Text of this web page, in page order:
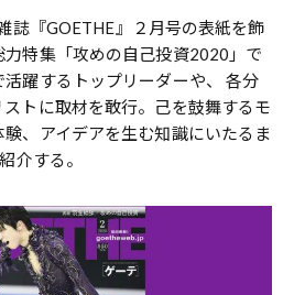
誌『GOETHE』２月号の表紙を飾
力特集「攻めの自己投資2020」で
躍するトップリーダーや、 各分
トに取材を敢行。己を鼓舞するモ
験、アイデアを生む知識にいたるま
介する。